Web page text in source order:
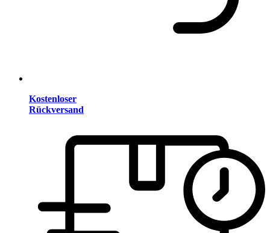
Kostenloser
Rückversand